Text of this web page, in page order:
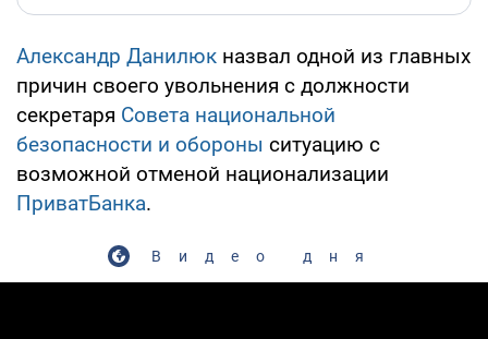
Александр Данилюк назвал одной из главных
причин своего увольнения с должности
секретаря Совета национальной
безопасности и обороны ситуацию с
возможной отменой национализации
ПриватБанка.
Видео дня